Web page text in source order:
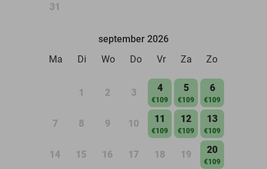
31
september 2026
Ma
Di Wo Do Vr Za Zo
1 2 3 4
€109
5
€109
6
€109
7 8 9 10 11
€109
12
€109
13
€109
14 15 16 17 18 19 20
€109